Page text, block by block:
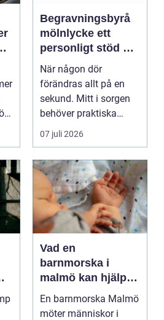
Begravningsbyrå
mölnlycke ett
personligt stöd när
någon gått bort
När någon dör
förändras allt på en
sekund. Mitt i sorgen
behöver praktiska
frågor få svar: var ska
b...
07 juli 2026
Vad en
barnmorska i
malmö kan hjälpa
till med genom
livets olika faser
En barnmorska Malmö
möter människor i